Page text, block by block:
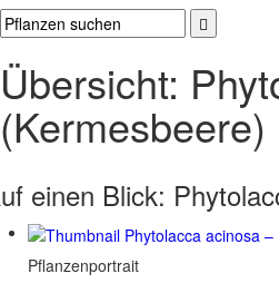
Übersicht:
(Kermesbeere)
einen Blick:
Pflanzenportrait